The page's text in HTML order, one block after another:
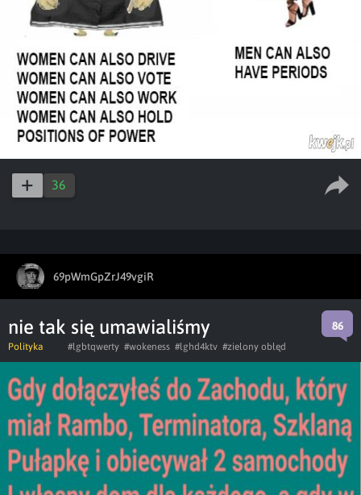
36
69pWmGpZrJ49vgiR
nie tak się umawialiśmy 86
Polityka #lgbtqwerty #wokeness #lghd4ktv #zielony obłęd